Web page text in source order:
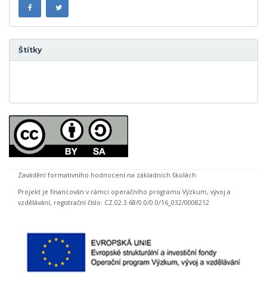
Štítky
Zavádění formativního hodnocení na základních školách
Projekt je financován v rámci operačního programu Výzkum, vývoj a
vzdělávání, registrační číslo: CZ.02.3.68/0.0/0.0/16_032/0008212